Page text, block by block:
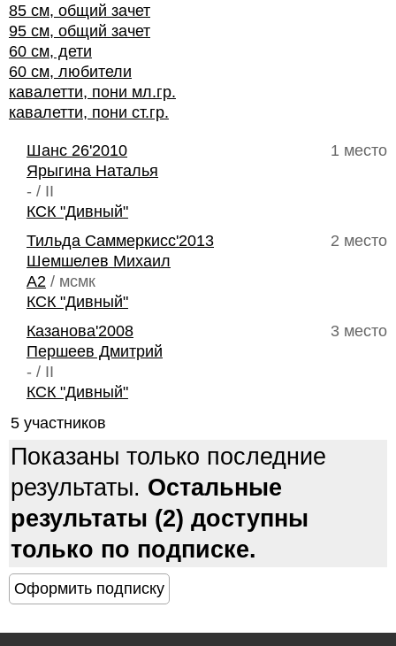
85 см, общий зачет
95 см, общий зачет
60 см, дети
60 см, любители
кавалетти, пони мл.гр.
кавалетти, пони ст.гр.
1 место
Шанс 26'2010
Ярыгина Наталья
- / II
КСК "Дивный"
2 место
Тильда Саммеркисс'2013
Шемшелев Михаил
A2 / мсмк
КСК "Дивный"
3 место
Казанова'2008
Першеев Дмитрий
- / II
КСК "Дивный"
5 участников
Показаны только последние
результаты. Остальные
результаты (2) доступны
только по подписке.